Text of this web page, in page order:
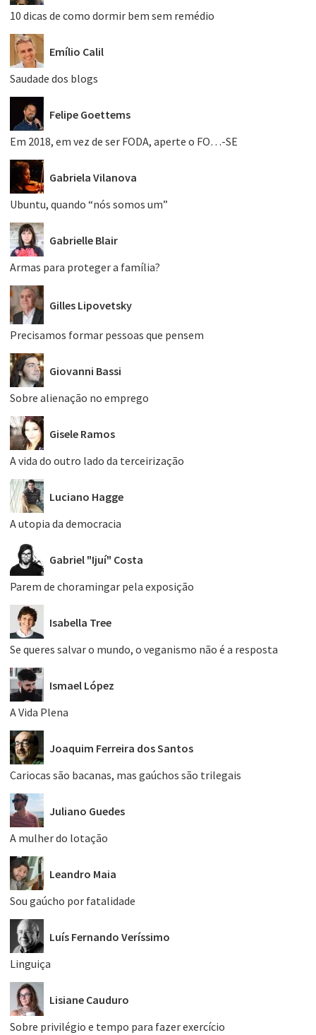
10 dicas de como dormir bem sem remédio
Emílio Calil
Saudade dos blogs
Felipe Goettems
Em 2018, em vez de ser FODA, aperte o FO…-SE
Gabriela Vilanova
Ubuntu, quando “nós somos um”
Gabrielle Blair
Armas para proteger a família?
Gilles Lipovetsky
Precisamos formar pessoas que pensem
Giovanni Bassi
Sobre alienação no emprego
Gisele Ramos
A vida do outro lado da terceirização
Luciano Hagge
A utopia da democracia
Gabriel "Ijuí" Costa
Parem de choramingar pela exposição
Isabella Tree
Se queres salvar o mundo, o veganismo não é a resposta
Ismael López
A Vida Plena
Joaquim Ferreira dos Santos
Cariocas são bacanas, mas gaúchos são trilegais
Juliano Guedes
A mulher do lotação
Leandro Maia
Sou gaúcho por fatalidade
Luís Fernando Veríssimo
Linguiça
Lisiane Cauduro
Sobre privilégio e tempo para fazer exercício